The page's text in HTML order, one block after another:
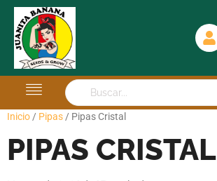
Inicio/ Pipas/ Pipas Cristal
PIPAS CRISTAL